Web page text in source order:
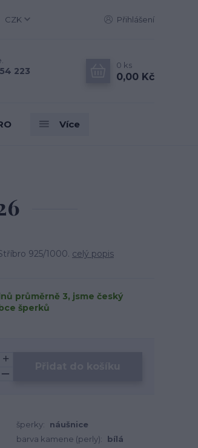
CZK Přihlášení
223
0 ks
0,00 Kč
Více
925/1000. celý popis
průměrně 3, jsme český
šperků
šperky:
náušnice
barva kamene (perly):
bílá